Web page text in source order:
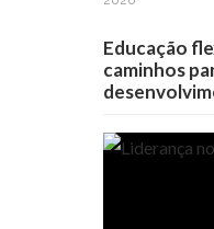
Educação
caminhos